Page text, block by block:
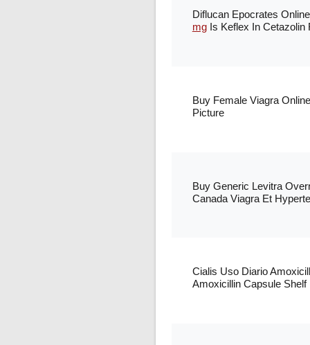
Diflucan Epocrates
mgIs Keflex In Cetazolin
Buy Female Viagra
Picture
Buy Generic Levitra
Canada Viagra Et
Cialis Uso Diario
Amoxicillin Capsule